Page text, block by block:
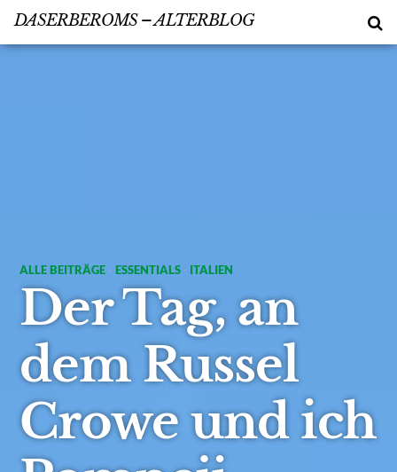
DASERBEROMS – ALTERBLOG
ALLE BEITRÄGE · ESSENTIALS · ITALIEN
Der Tag, an
dem Russel
Crowe und ich